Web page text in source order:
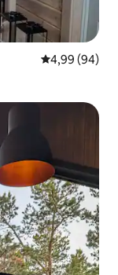
4,99 de uma
4,99 (94)